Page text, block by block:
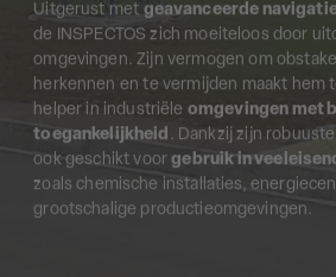
Uitgerust met geavanceerde
de INSPECTOS zich moeiteloos door
omgevingen. Zijn vermogen om
herkennen en te vermijden maakt hem
helper in industriële omgevingen met
toegankelijkheid . Dankzij zijn
ook geschikt voorgebruik in
zoals chemische installaties,
grootschalige productieomgevingen.